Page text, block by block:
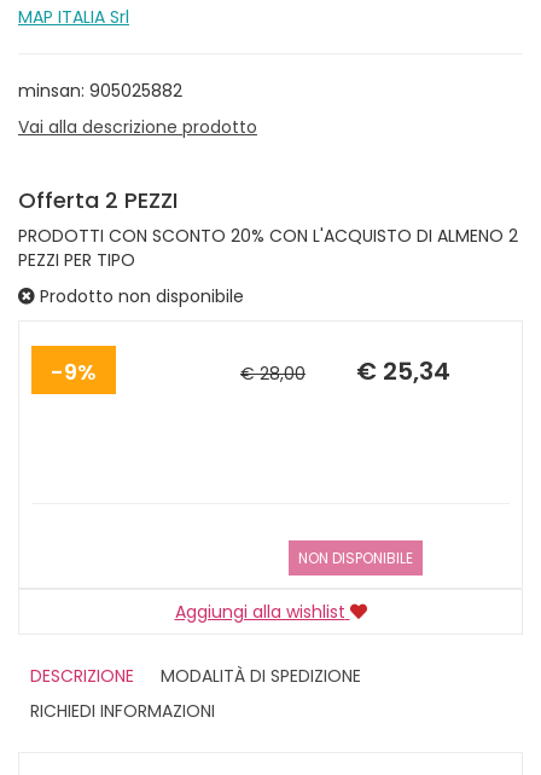
MAP ITALIA Srl
minsan: 905025882
Vai alla descrizione prodotto
Offerta 2 PEZZI
PRODOTTI CON SCONTO 20% CON L'ACQUISTO DI ALMENO 2
PEZZI PER TIPO
Prodotto non disponibile
del
9% € 28,00 € 25,34
NON DISPONIBILE
Aggiungi alla wishlist
DESCRIZIONE
MODALITÀ DI SPEDIZIONE
RICHIEDI INFORMAZIONI